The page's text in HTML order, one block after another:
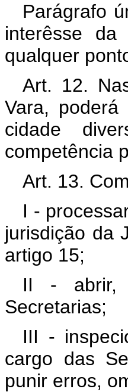
Parágrafo
interêsse
qualquer
Art. 12.
Vara,
cidade
competência
Art. 13.
I -
jurisdição da
artigo 15;
II - abrir,
Secretarias;
III -
cargo das
punir erros,